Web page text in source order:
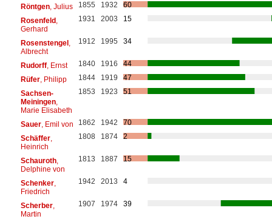
Röntgen, Julius 1855 1932
60
Rosenfeld,
Gerhard
1931 2003 15
Rosenstengel,
Albrecht
1912 1995 34
Rudorff, Ernst 1840 1916
44
Rüfer, Philipp 1844 1919
47
Sachsen-
Meiningen,
Marie Elisabeth
1853 1923 51
Sauer, Emil von 1862 1942
70
Schäffer,
Heinrich
1808 1874 2
Schauroth,
Delphine von
1813 1887 15
Schenker,
Friedrich
1942 2013 4
Scherber,
Martin
1907 1974 39